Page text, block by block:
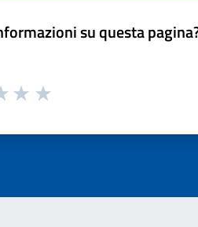
su questa